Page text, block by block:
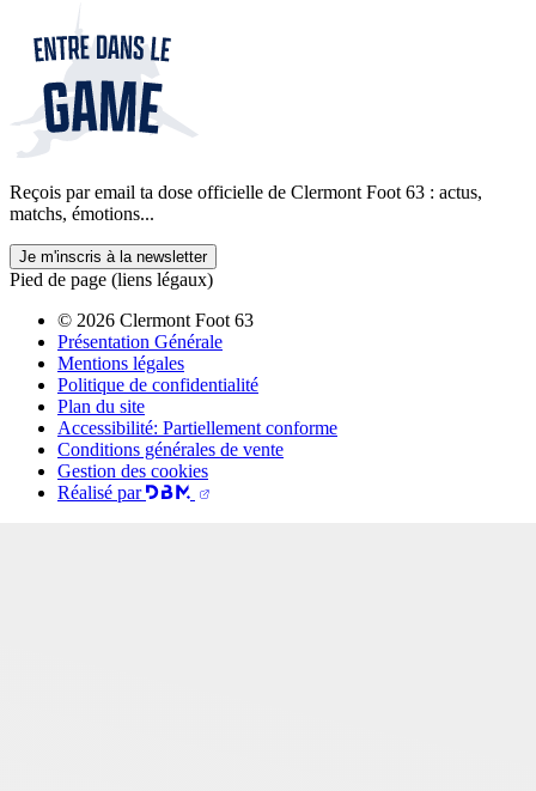
Reçois par email ta dose officielle de Clermont Foot 63 : actus,
matchs, émotions...
Je m'inscris à la newsletter
Pied de page (liens légaux)
© 2026 Clermont Foot 63
Présentation Générale
Mentions légales
Politique de confidentialité
Plan du site
Accessibilité: Partiellement conforme
Conditions générales de vente
Gestion des cookies
Réalisé par